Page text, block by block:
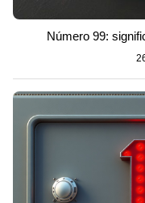
Número 99: